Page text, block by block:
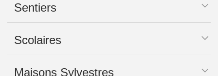
Sentiers
Scolaires
Maisons Sylvestres